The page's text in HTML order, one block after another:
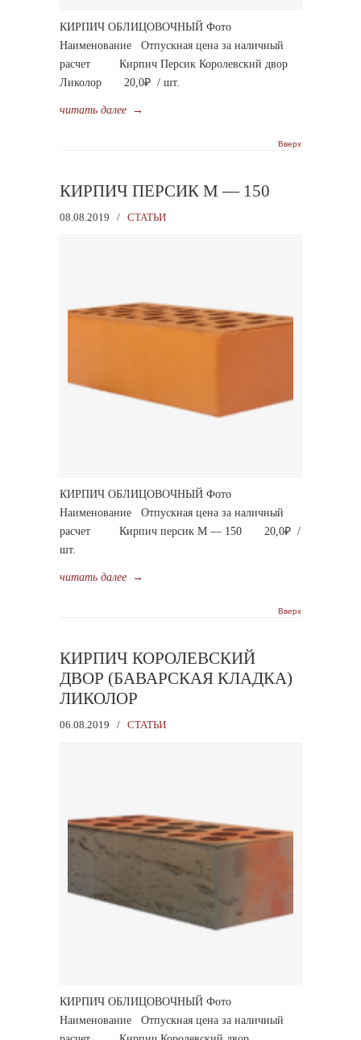
КИРПИЧ ОБЛИЦОВОЧНЫЙ Фото
Наименование Отпускная цена за наличный
расчет Кирпич Персик Королевский двор
Ликолор 20,0₽ / шт.
читать далее →
Вверх
КИРПИЧ ПЕРСИК М — 150
08.08.2019 / СТАТЬИ
КИРПИЧ ОБЛИЦОВОЧНЫЙ Фото
Наименование Отпускная цена за наличный
расчет Кирпич персик М — 150 20,0₽ /
шт.
читать далее →
Вверх
КИРПИЧ КОРОЛЕВСКИЙ
ДВОР (БАВАРСКАЯ КЛАДКА)
ЛИКОЛОР
06.08.2019 / СТАТЬИ
КИРПИЧ ОБЛИЦОВОЧНЫЙ Фото
Наименование Отпускная цена за наличный